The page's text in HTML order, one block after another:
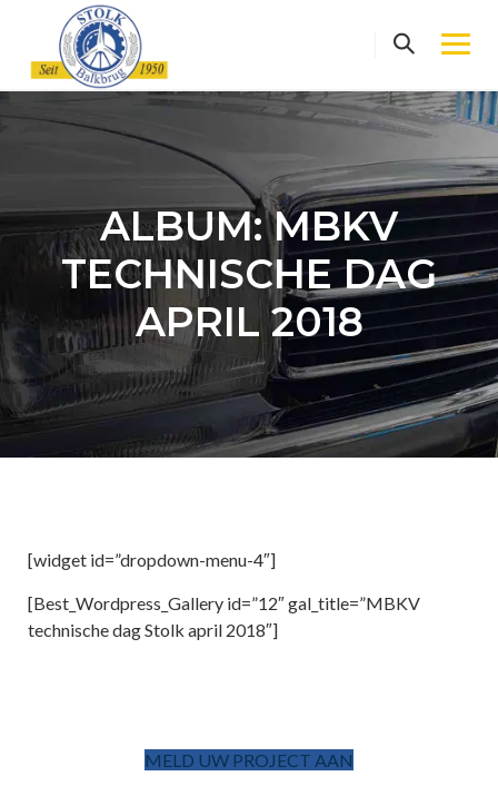
content
ALBUM: MBKV
TECHNISCHE DAG
APRIL 2018
[widget id=”dropdown-menu-4″]
[Best_Wordpress_Gallery id=”12″ gal_title=”MBKV
technische dag Stolk april 2018″]
MELD UW PROJECT AAN